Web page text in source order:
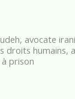
avocate
droits humains,
prison